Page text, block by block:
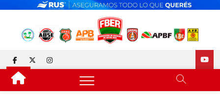
FEDERACIÓN DE BÁSQUET
DE ENTRE RÍOS
facebook
twitterinstagram